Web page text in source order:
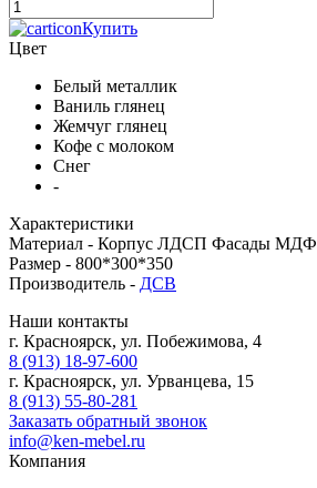
Купить
Цвет
Белый металлик
Ваниль глянец
Жемчуг глянец
Кофе с молоком
Снег
-
Характеристики
Материал - Корпус ЛДСП Фасады МДФ
Размер - 800*300*350
Производитель - ДСВ
Наши контакты
г. Красноярск, ул. Побежимова, 4
8 (913) 18-97-600
г. Красноярск, ул. Урванцева, 15
8 (913) 55-80-281
Заказать обратный звонок
info@ken-mebel.ru
Компания